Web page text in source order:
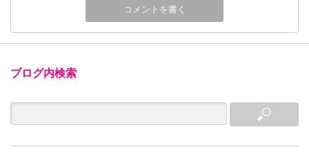
ブログ内検索